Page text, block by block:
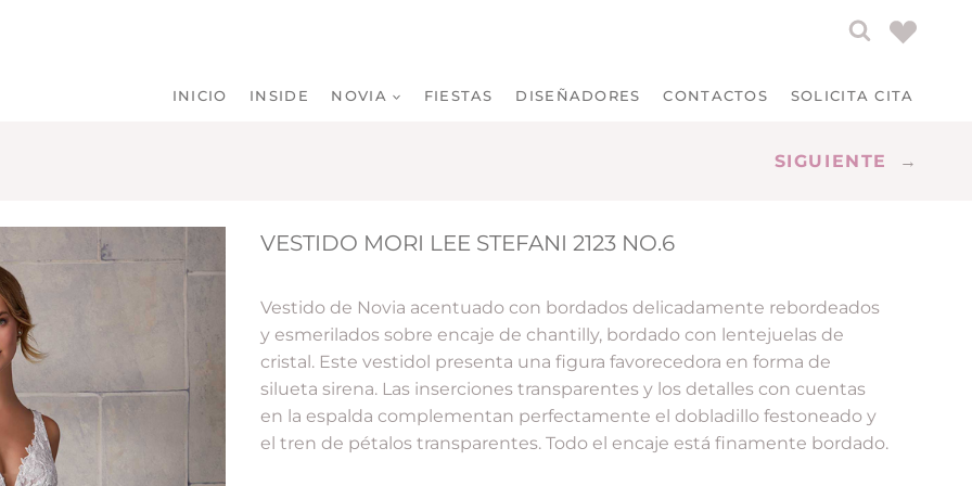
INICIO INSIDE NOVIA FIESTAS DISEÑADORES CONTACTOS SOLICITA CITA
SIGUIENTE →
VESTIDO MORI LEE STEFANI 2123 NO.6
Vestido de Novia acentuado con bordados delicadamente rebordeados
y esmerilados sobre encaje de chantilly, bordado con lentejuelas de
cristal. Este vestidol presenta una figura favorecedora en forma de
silueta sirena. Las inserciones transparentes y los detalles con cuentas
en la espalda complementan perfectamente el dobladillo festoneado y
el tren de pétalos transparentes. Todo el encaje está finamente bordado.